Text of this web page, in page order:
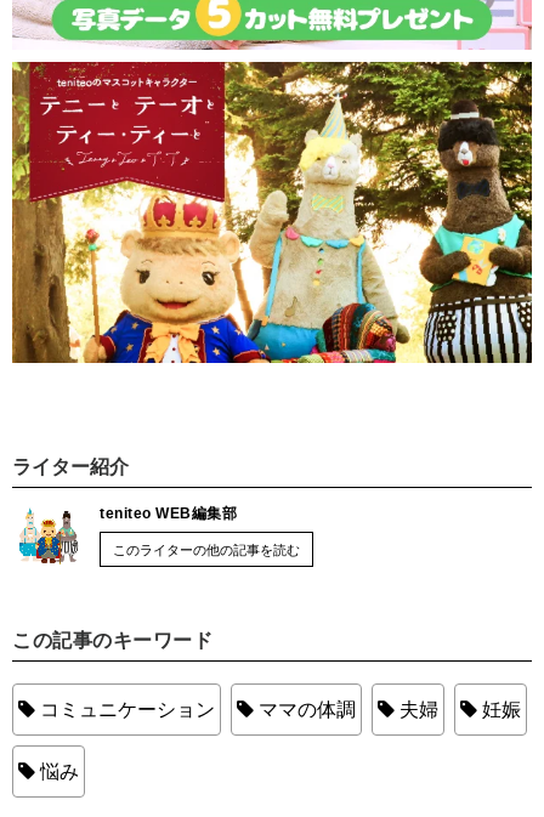
ライター紹介
teniteo WEB編集部
このライターの他の記事を読む
この記事のキーワード
コミュニケーション ママの体調 夫婦 妊娠
悩み